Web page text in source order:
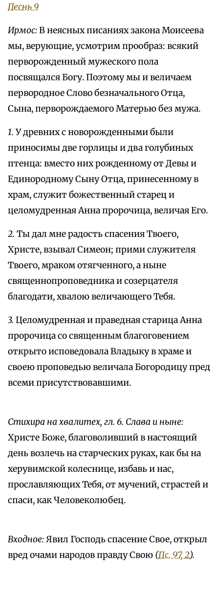
Песнь 9
Ирмос:В неясных писаниях закона Моисеева
мы, верующие, усмотрим прообраз: всякий
перворожденный мужеского пола
посвящался Богу. Поэтому мы и величаем
первородное Слово безначального Отца,
Сына, перворождаемого Матерью без мужа.
1.У древних с новорожденными были
приносимы две горлицы и два голубиных
птенца: вместо них рожденному от Девы и
Единородному Сыну Отца, принесенному в
храм, служит божественный старец и
целомудренная Анна пророчица, величая Его.
2. Ты дал мне радость спасения Твоего,
Христе, взывал Симеон; прими служителя
Твоего, мраком отягченного, а ныне
священнопроповедника и созерцателя
благодати, хвалою величающего Тебя.
3. Целомудренная и праведная старица Анна
пророчица со священным благоговением
открыто исповедовала Владыку в храме и
своею проповедью величала Богородицу пред
всеми присутствовавшими.
Стихира на хвалитех, гл. 6. Слава и ныне:
Христе Боже, благоволивший в настоящий
день возлечь на старческих руках, как бы на
херувимской колеснице, избавь и нас,
прославляющих Тебя, от мучений, страстей и
спаси, как Человеколюбец.
Входное:Явил Господь спасение Свое, открыл
вред очами народов правду Свою (Пс. 97, 2).